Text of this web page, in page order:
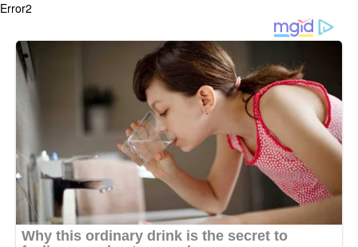
Error2